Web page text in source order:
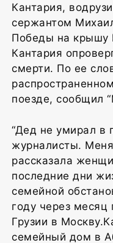
Кантария,
сержантом
Победы на крышу
Кантария
смерти. По ее
поезде, сообщил
“Дед не умирал в
журналисты.
рассказала
последние дни
семейной
году через месяц
Грузии в
семейный дом в